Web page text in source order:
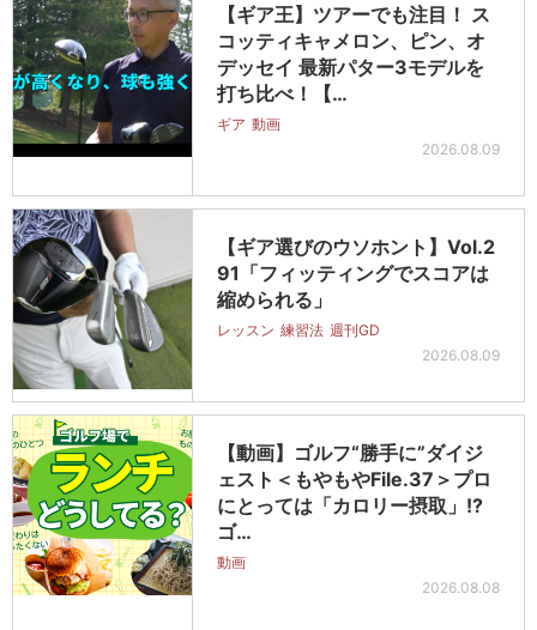
【ギア王】ツアーでも注目！ ス
コッティキャメロン、ピン、オ
デッセイ 最新パター3モデルを
打ち比べ！【…
ギア 動画
2026.08.09
【ギア選びのウソホント】Vol.2
91「フィッティングでスコアは
縮められる」
レッスン 練習法 週刊GD
2026.08.09
【動画】ゴルフ“勝手に”ダイジ
ェスト＜もやもやFile.37＞プロ
にとっては「カロリー摂取」!?
ゴ…
動画
2026.08.08